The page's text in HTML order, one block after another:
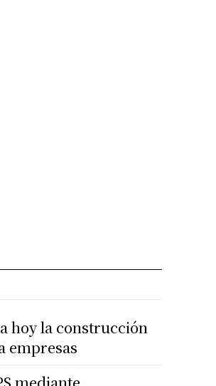
hoy la construcción
empresas